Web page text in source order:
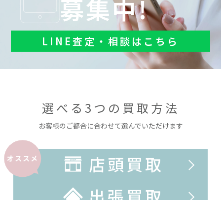
募集中!
LINE査定・相談はこちら
選べる3つの買取方法
お客様のご都合に合わせて選んでいただけます
オススメ
店頭買取